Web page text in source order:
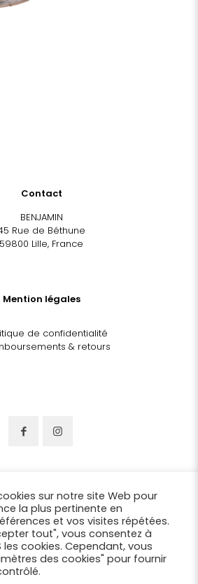
Contact
BENJAMIN
Rue de Béthune
59800 Lille, France
Mention légales
de confidentialité
& retours
sur notre site Web pour
la plus pertinente en
et vos visites répétées.
tout", vous consentez à
les cookies. Cependant, vous
des cookies" pour fournir